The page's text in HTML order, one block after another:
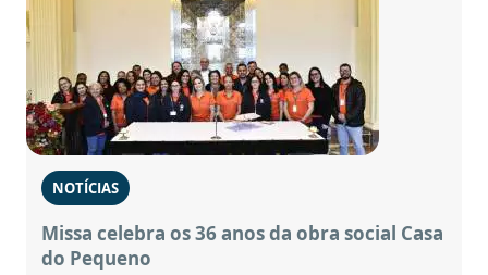
NOTÍCIAS
Missa celebra os 36 anos da obra social Casa
do Pequeno